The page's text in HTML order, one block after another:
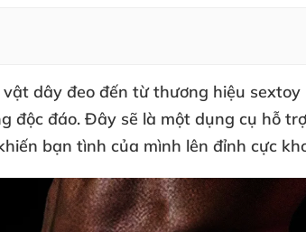
dây đeo đến từ thương hiệu sextoy
độc đáo. Đây sẽ là một dụng cụ hỗ
bạn tình của mình lên đỉnh cực